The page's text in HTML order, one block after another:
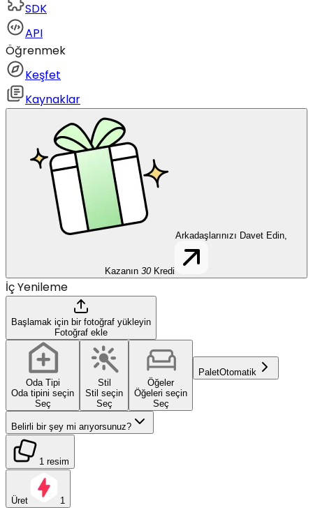
SDK
API
Öğrenmek
Keşfet
Kaynaklar
Arkadaşlarınızı Davet Edin,
Kazanın 30 Kredi
İç Yenileme
Başlamak için bir fotoğraf yükleyin
Fotoğraf ekle
Oda Tipi
Oda tipini seçin
Seç
Stil
Stil seçin
Seç
Öğeler
Öğeleri seçin
Seç
PaletOtomatik
Belirli bir şey mi arıyorsunuz?
1 resim
Üret 1